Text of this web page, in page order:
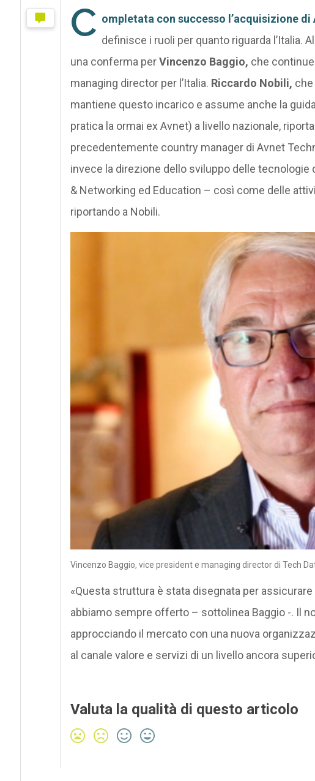
C ompletata con successo l’acquisizione
definisce i ruoli per quanto riguarda l’Italia.
una conferma perVincenzo Baggio, che
managing director per l’Italia. Riccardo Nobili, che
mantiene questo incarico e assume anche la
pratica la ormai ex Avnet) a livello nazionale,
precedentemente country manager di Avnet
invece la direzione dello sviluppo delle tecnologie
& Networking ed Education – così come delle
riportando a Nobili.
Vincenzo Baggio, vice president e managing director di Tech
«Questa struttura è stata disegnata per
abbiamo sempre offerto – sottolinea Baggio -. Il
approcciando il mercato con una nuova
al canale valore e servizi di un livello ancora
Valuta la qualità di questo articolo